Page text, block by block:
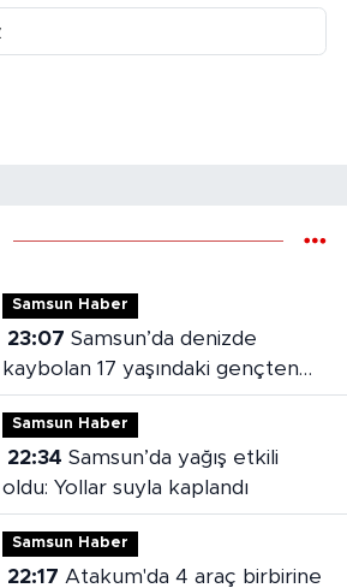
Samsun Haber
23:07
kaybolan 17 yaşındaki gençten
acı haber
Samsun Haber
22:34
oldu: Yollar suyla kaplandı
Samsun Haber
22:17